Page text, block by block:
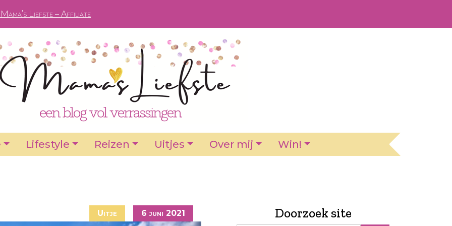
Liefste – Affiliate
Lifestyle Reizen Uitjes Over mij Win!
Uitje 6 juni 2021 Doorzoek site